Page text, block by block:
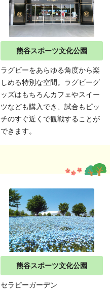
熊谷スポーツ文化公園
ラグビーをあらゆる角度から楽
しめる特別な空間。ラグビーグ
ッズはもちろんカフェやスイー
ツなども購入でき、試合もピッ
チのすぐ近くで観戦することが
できます。
熊谷スポーツ文化公園
セラピーガーデン